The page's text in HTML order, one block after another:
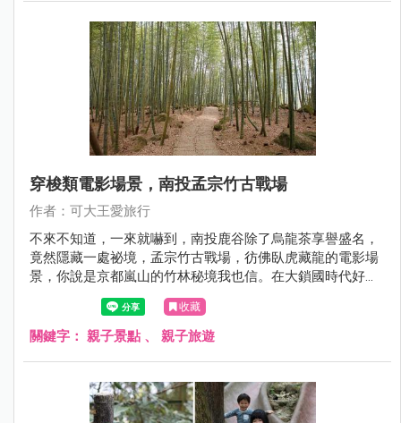
穿梭類電影場景，南投孟宗竹古戰場
作者：可大王愛旅行
不來不知道，一來就嚇到，南投鹿谷除了烏龍茶享譽盛名，
竟然隱藏一處祕境，孟宗竹古戰場，彷佛臥虎藏龍的電影場
景，你說是京都嵐山的竹林秘境我也信。在大鎖國時代好想
去日本? 來這重溫日本旅行的幸福感吧。
收藏
關鍵字： 親子景點 、 親子旅遊